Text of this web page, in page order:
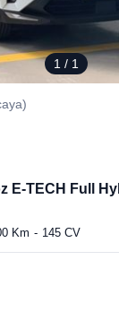
1 / 1
E-TECH Full
Km 145 CV